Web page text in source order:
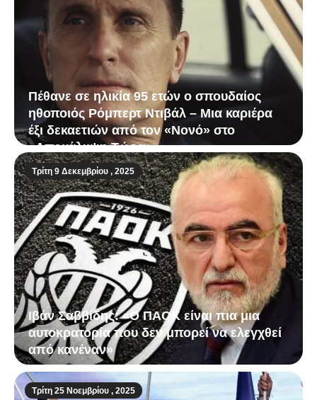
Πέθανε σε ηλικία 95 ετών ο σπουδαίος
ηθοποιός Ρόμπερτ Ντιβάλ – Μια καριέρα
έξι δεκαετιών από τον «Νονό» στο
«Αποκάλυψη Τώρα»
Τρίτη 9 Δεκεμβρίου , 2025
Ιβάν Σαββίδης: «Ο ΠΑΟΚ είναι πια μια
αυτοκρατορία που δεν μπορεί να ελεγχθεί
από κανέναν»
Τρίτη 25 Νοεμβρίου , 2025